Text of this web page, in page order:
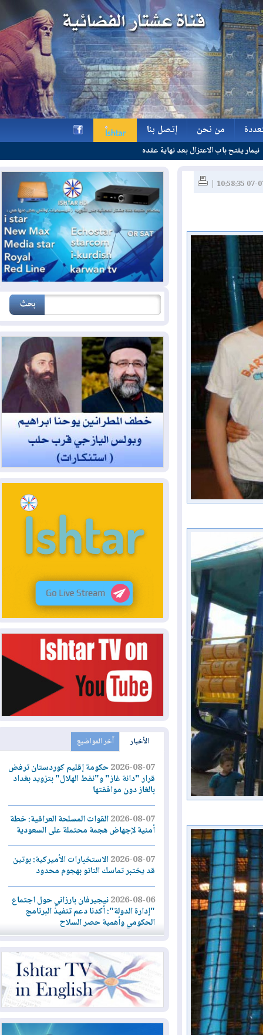
من نحن
من نحن
إتصل بنا
إتصل بنا بعد نهاية عقده
h
الأخبار آخر المواضيع
2026-08-07حكومة إقليم كوردستان ترفض
قرار "دانة غاز" و"نفط الهلال" بتزويد بغداد
بالغاز دون موافقتها
2026-08-07القوات المسلحة العراقية: خطة
أمنية لإجهاض هجمة محتملة على السعودية
2026-08-07الاستخبارات الأميركية: بوتين
قد يختبر تماسك الناتو بهجوم محدود
2026-08-06نيجيرفان بارزاني حول اجتماع
"إدارة الدولة": أكدنا دعم تنفيذ البرنامج
الحكومي وأهمية حصر السلاح
2026-08-06ائتلاف ادارة الدولة: من
يقومون بسلوك يهدد امن البلاد خارجون عن
القانون يجب محاربتهم
2026-08-06بعد هجومين قرب باب المندب..
الأحمر